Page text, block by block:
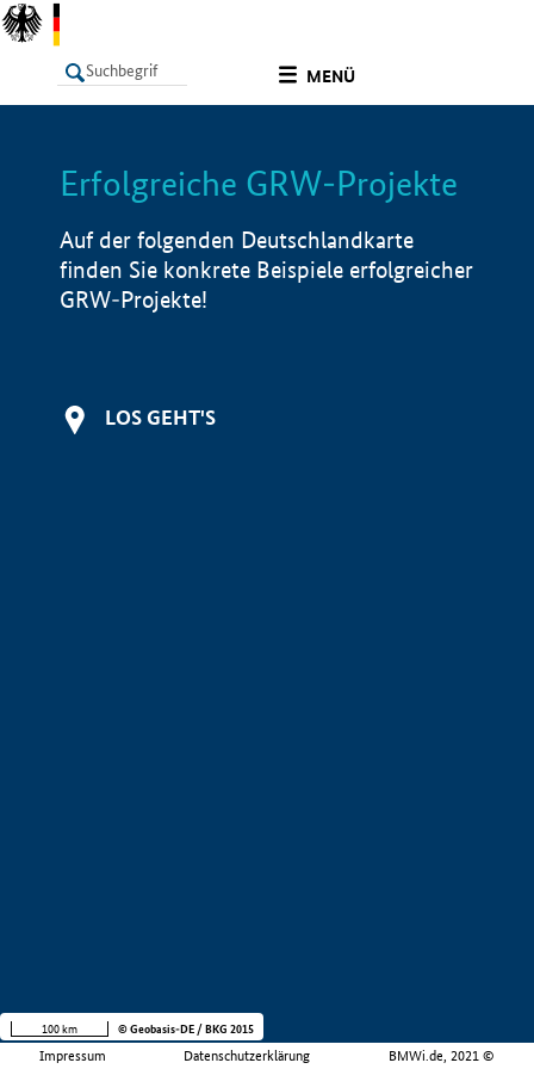
MENÜ
LISTE Info
Erfolgreiche GRW-Projekte
Auf der folgenden Deutschlandkarte
finden Sie konkrete Beispiele erfolgreicher
GRW-Projekte!
LOS GEHT'S
Impressum Datenschutzerklärung BMWi.de, 2021 ©
100 km © Geobasis-DE / BKG 2015